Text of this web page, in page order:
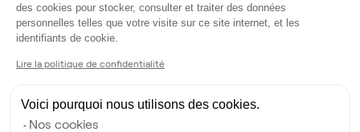
Partenaire depuis 2022
Répond en moins d'une heure
Taux de réponse : 40%
des cookies pour stocker, consulter et traiter des données
personnelles telles que votre visite sur ce site internet, et les
identifiants de cookie.
Lire la politique de confidentialité
Voici pourquoi nous utilisons des cookies.
Nos cookies